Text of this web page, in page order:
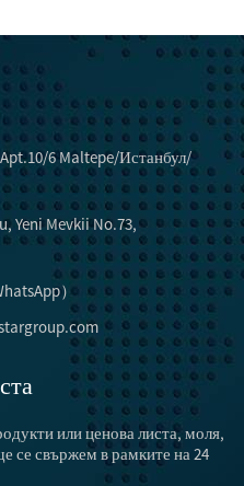
6 Maltepe/Истанбул/
Yeni Mevkii No.73,
）
или ценова листа, моля,
се свържем в рамките на 24